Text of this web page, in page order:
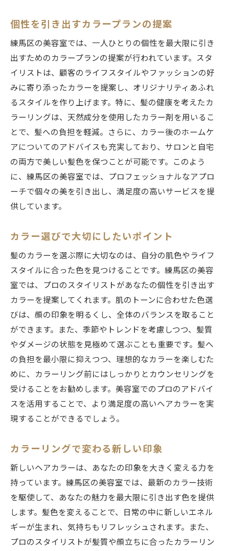
髪の健康を守る新技術とその実践
カラー後のケアが充実した練馬区の美容室で美
髪を保つ方法
カラー後の髪のアフターケア方法
練馬区でおすすめのヘアケア商品
サロンでできる効果的なトリートメント
美容室で学ぶ自宅でのヘアケアテクニック
カラーを長持ちさせるためのライフスタイ
ル
カラー後の髪の健康を保つ習慣
練馬区で注目の美容室最新カラー技術でトレン
ドを先取り
練馬区で先進的なカラー体験を
トレンドを先取りするカラー技術とは
最新技術で実現する理想の髪色
プロが教える最新カラー技術の魅力
技術者が語るカラー技術の進化
練馬区の美容室で体験するカラーリングの新し
い魅力
新しいカラーリングで変わる印象
カラーリングで個性を表現する
新しいアプローチで楽しむカラー
美容室での新しいカラーリング体験
美容室選びで失敗しない練馬区のカラー特化サ
ロンを徹底解説
美容室選びのポイントと注意点
練馬区で評判のカラー特化サロン
口コミで選ぶ失敗しないサロン
個性を引き出すカラープランの提案
練馬区の美容室では、一人ひとりの個性を最大限に引き
出すためのカラープランの提案が行われています。スタ
イリストは、顧客のライフスタイルやファッションの好
みに寄り添ったカラーを提案し、オリジナリティあふれ
るスタイルを作り上げます。特に、髪の健康を考えたカ
ラーリングは、天然成分を使用したカラー剤を用いるこ
とで、髪への負担を軽減。さらに、カラー後のホームケ
アについてのアドバイスも充実しており、サロンと自宅
の両方で美しい髪色を保つことが可能です。このよう
に、練馬区の美容室では、プロフェッショナルなアプロ
ーチで個々の美を引き出し、満足度の高いサービスを提
供しています。
カラー選びで大切にしたいポイント
髪のカラーを選ぶ際に大切なのは、自分の肌色やライフ
スタイルに合った色を見つけることです。練馬区の美容
室では、プロのスタイリストがあなたの個性を引き出す
カラーを提案してくれます。肌のトーンに合わせた色選
びは、顔の印象を明るくし、全体のバランスを取ること
ができます。また、季節やトレンドを考慮しつつ、髪質
やダメージの状態を見極めて選ぶことも重要です。髪へ
の負担を最小限に抑えつつ、理想的なカラーを楽しむた
めに、カラーリング前にはしっかりとカウンセリングを
受けることをお勧めします。美容室でのプロのアドバイ
スを活用することで、より満足度の高いヘアカラーを実
現することができるでしょう。
カラーリングで変わる新しい印象
新しいヘアカラーは、あなたの印象を大きく変える力を
持っています。練馬区の美容室では、最新のカラー技術
を駆使して、あなたの魅力を最大限に引き出す色を提供
します。髪色を変えることで、日常の中に新しいエネル
ギーが生まれ、気持ちもリフレッシュされます。また、
プロのスタイリストが髪質や顔立ちに合ったカラーリン